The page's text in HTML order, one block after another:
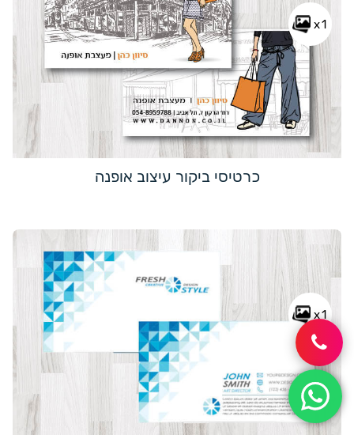
x1
כרטיסי ביקור עיצוב אופנה
x1